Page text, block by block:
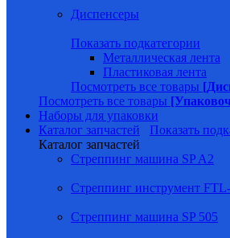
Диспенсеры
Показать подкатегории
Металлическая лента
Пластиковая лента
Посмотреть все товары
Посмотреть все товары
Наборы для упаковки
Каталог запчастей
Показать
Каталог запчастей
Стреппинг машина SP A2
Стреппинг инструмент
Стреппинг машина SP 505